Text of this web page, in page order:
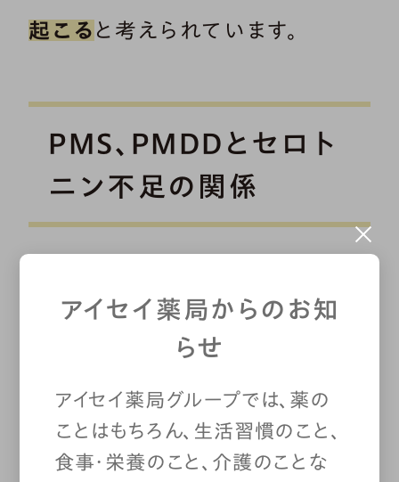
起こる と考えられています。
PMS、PMDDとセロト
ニン不足の関係
経前症候群）やPMDD（月経前不
強く出る人もいます。こうした症状
にもセロトニンが関係している可
アイセイ薬局からのお知
らせ
アイセイ薬局グループでは、薬の
ことはもちろん、生活習慣のこと、
食事・栄養のこと、介護のことな